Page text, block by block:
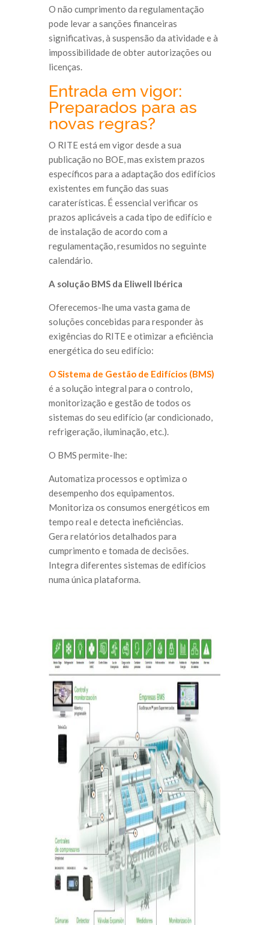
O não cumprimento da regulamentação
pode levar a sanções financeiras
significativas, à suspensão da atividade e à
impossibilidade de obter autorizações ou
licenças.
Entrada em vigor:
Preparados para as
novas regras?
O RITE está em vigor desde a sua
publicação no BOE, mas existem prazos
específicos para a adaptação dos edifícios
existentes em função das suas
caraterísticas. É essencial verificar os
prazos aplicáveis a cada tipo de edifício e
de instalação de acordo com a
regulamentação, resumidos no seguinte
calendário.
A solução BMS da Eliwell Ibérica
Oferecemos-lhe uma vasta gama de
soluções concebidas para responder às
exigências do RITE e otimizar a eficiência
energética do seu edifício:
O Sistema de Gestão de Edifícios (BMS)
é a solução integral para o controlo,
monitorização e gestão de todos os
sistemas do seu edifício (ar condicionado,
refrigeração, iluminação, etc.).
O BMS permite-lhe:
Automatiza processos e optimiza o
desempenho dos equipamentos.
Monitoriza os consumos energéticos em
tempo real e detecta ineficiências.
Gera relatórios detalhados para
cumprimento e tomada de decisões.
Integra diferentes sistemas de edifícios
numa única plataforma.